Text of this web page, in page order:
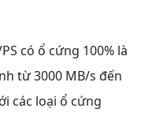
có ổ cứng 100% là
từ 3000 MB/s đến
các loại ổ cứng